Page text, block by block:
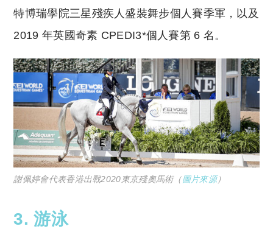
特博瑞學院三星殘疾人盛裝舞步個人賽季軍，以及
2019 年英國奇素 CPEDI3*個人賽第 6 名。
謝佩婷會代表香港出戰2020東京殘奧馬術（圖片來源）
3. 游泳